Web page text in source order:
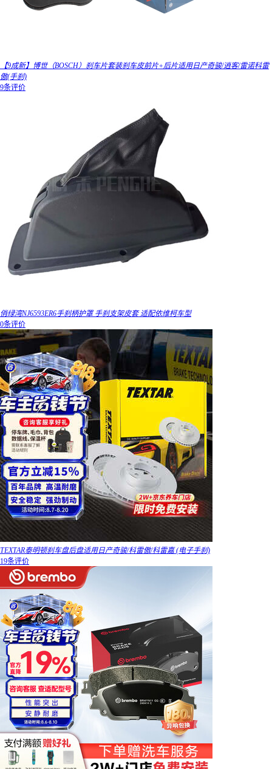
【9成新】博世（BOSCH）刹车片套装刹车皮前片+后片适用日产奇骏/逍客/雷诺科雷
傲(手刹)
9条评价
俏绿湾NJ6593ER6手刹柄护罩 手刹支架皮套 适配依维柯车型
0条评价
TEXTAR泰明顿刹车盘后盘适用日产奇骏/科雷傲/科雷嘉 (电子手刹)
19条评价